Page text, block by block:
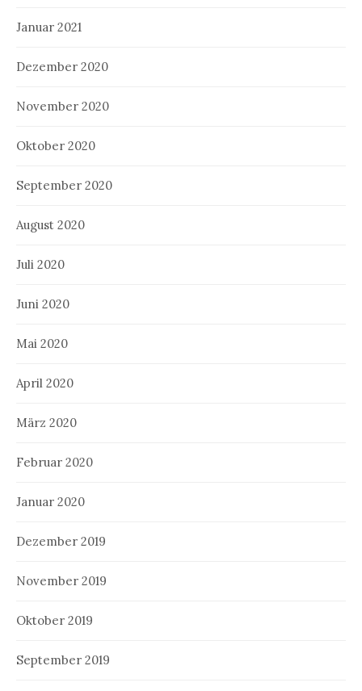
Januar 2021
Dezember 2020
November 2020
Oktober 2020
September 2020
August 2020
Juli 2020
Juni 2020
Mai 2020
April 2020
März 2020
Februar 2020
Januar 2020
Dezember 2019
November 2019
Oktober 2019
September 2019